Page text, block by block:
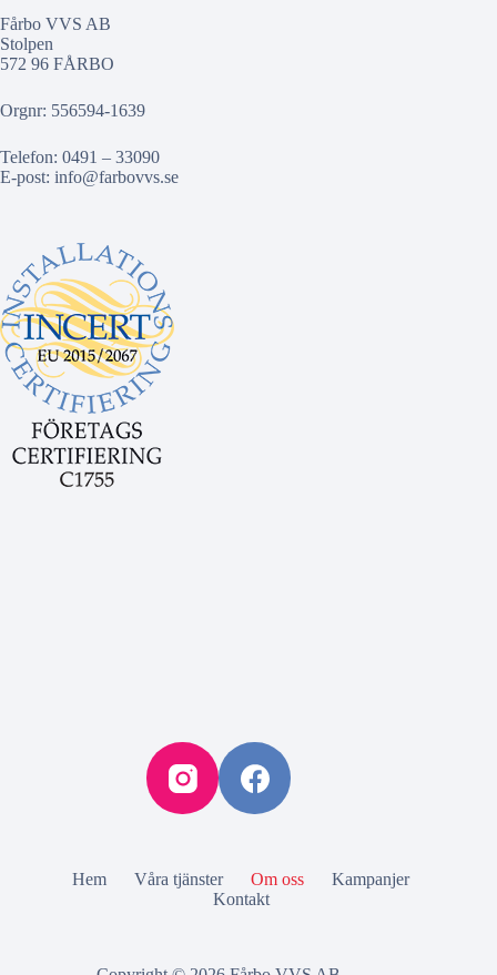
Fårbo VVS AB
Stolpen
572 96 FÅRBO
Orgnr: 556594-1639
Telefon: 0491 – 33090
E-post: info@farbovvs.se
Hem Våra tjänster Om oss
Kampanjer
Kontakt